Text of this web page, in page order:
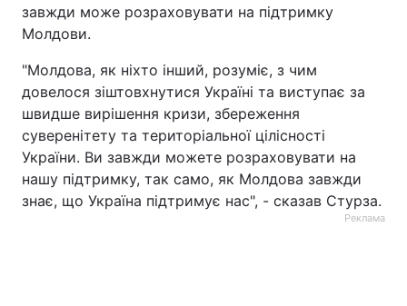
завжди може розраховувати на підтримку
Молдови.
"Молдова, як ніхто інший, розуміє, з чим
довелося зіштовхнутися Україні та виступає за
швидше вирішення кризи, збереження
суверенітету та територіальної цілісності
України. Ви завжди можете розраховувати на
нашу підтримку, так само, як Молдова завжди
знає, що Україна підтримує нас", - сказав Стурза.
Реклама